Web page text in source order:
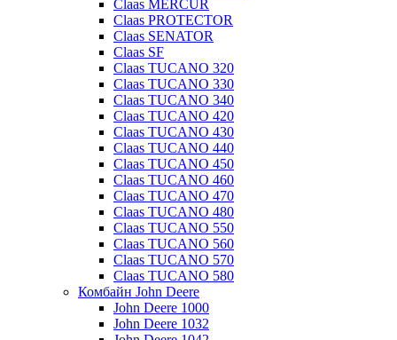
Claas MERCUR
Claas PROTECTOR
Claas SENATOR
Claas SF
Claas TUCANO 320
Claas TUCANO 330
Claas TUCANO 340
Claas TUCANO 420
Claas TUCANO 430
Claas TUCANO 440
Claas TUCANO 450
Claas TUCANO 460
Claas TUCANO 470
Claas TUCANO 480
Claas TUCANO 550
Claas TUCANO 560
Claas TUCANO 570
Claas TUCANO 580
Комбайн John Deere
John Deere 1000
John Deere 1032